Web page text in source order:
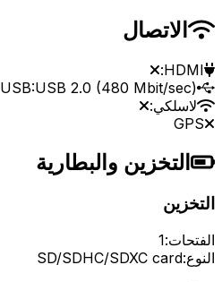
الاتصال
HDMI:
USB:USB 2.0 (480 Mbit/sec)
لاسلكي:
GPS
التخزين والبطارية
التخزين
الفتحات:1
النوع:SD/SDHC/SDXC card